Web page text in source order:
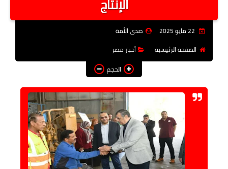
فن وثقافة
توك شو
آراء وتحليلات
المزيد
الإنتاج
صدى الأمة
الصفحة الرئيسية
أخبار مصر
الحجم